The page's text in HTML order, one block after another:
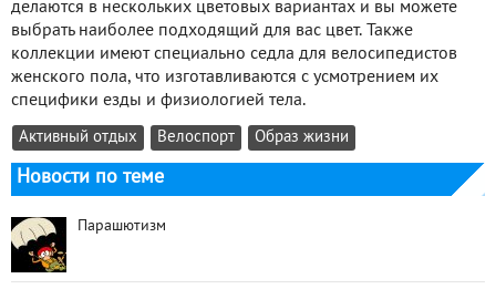
делаются в нескольких цветовых вариантах и вы можете
выбрать наиболее подходящий для вас цвет. Также
коллекции имеют специально седла для велосипедистов
женского пола, что изготавливаются с усмотрением их
специфики езды и физиологией тела.
Активный отдых Велоспорт Образ жизни
Новости по теме
Парашютизм